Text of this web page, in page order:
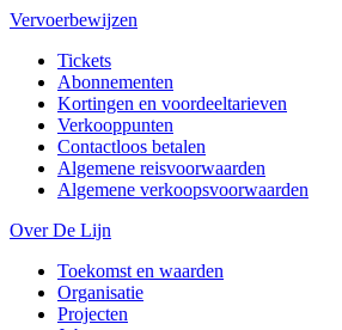
Vervoerbewijzen
Tickets
Abonnementen
Kortingen en voordeeltarieven
Verkooppunten
Contactloos betalen
Algemene reisvoorwaarden
Algemene verkoopsvoorwaarden
Over De Lijn
Toekomst en waarden
Organisatie
Projecten